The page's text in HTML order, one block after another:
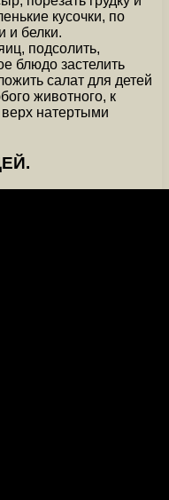
кусочки, по
и белки.
подсолить,
блюдо застелить
салат для детей
животного, к
натертыми